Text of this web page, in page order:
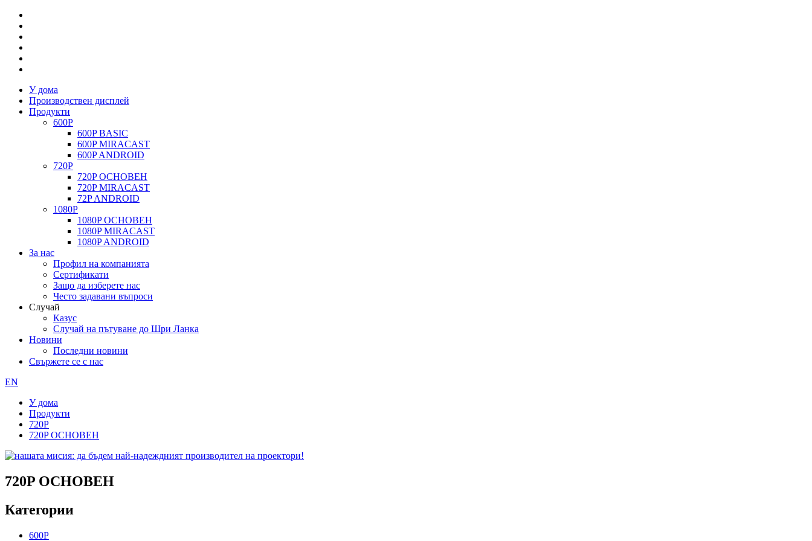
У дома
Производствен дисплей
Продукти
600P
600P BASIC
600P MIRACAST
600P ANDROID
720P
720P ОСНОВЕН
720P MIRACAST
72P ANDROID
1080P
1080P ОСНОВЕН
1080P MIRACAST
1080P ANDROID
За нас
Профил на компанията
Сертификати
Защо да изберете нас
Често задавани въпроси
Случай
Казус
Случай на пътуване до Шри Ланка
Новини
Последни новини
Свържете се с нас
EN
У дома
Продукти
720P
720P ОСНОВЕН
720P ОСНОВЕН
Категории
600P